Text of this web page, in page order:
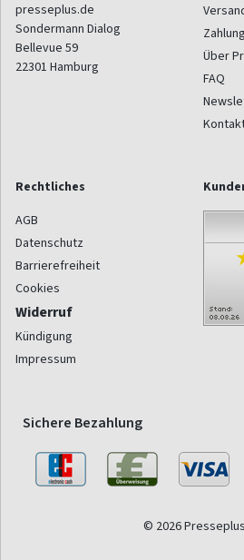
presseplus.de
Sondermann Dialog
Bellevue 59
22301 Hamburg
Über
FAQ
Rechtliches
AGB
Datenschutz
Barrierefreiheit
Cookies
Widerruf
Kündigung
Impressum
Sichere Bezahlung
© 2026